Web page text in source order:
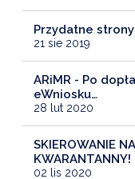
Przydatne strony
21 sie 2019
ARiMR - Po
eWniosku…
28 lut 2020
SKIEROWANIE
KWARANTANNY!
02 lis 2020